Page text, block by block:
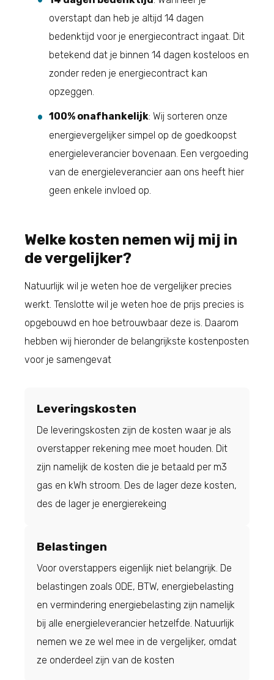
overstapt dan heb je altijd 14 dagen
bedenktijd voor je energiecontract ingaat. Dit
betekend dat je binnen 14 dagen kosteloos en
zonder reden je energiecontract kan
opzeggen.
100% onafhankelijk: Wij sorteren onze
energievergelijker simpel op de goedkoopst
energieleverancier bovenaan. Een vergoeding
van de energieleverancier aan ons heeft hier
geen enkele invloed op.
Welke kosten nemen wij mij in
de vergelijker?
Natuurlijk wil je weten hoe de vergelijker precies
werkt. Tenslotte wil je weten hoe de prijs precies is
opgebouwd en hoe betrouwbaar deze is. Daarom
hebben wij hieronder de belangrijkste kostenposten
voor je samengevat
Leveringskosten
De leveringskosten zijn de kosten waar je als
overstapper rekening mee moet houden. Dit
zijn namelijk de kosten die je betaald per m3
gas en kWh stroom. Des de lager deze kosten,
des de lager je energierekeing
Belastingen
Voor overstappers eigenlijk niet belangrijk. De
belastingen zoals ODE, BTW, energiebelasting
en vermindering energiebelasting zijn namelijk
bij alle energieleverancier hetzelfde. Natuurlijk
nemen we ze wel mee in de vergelijker, omdat
ze onderdeel zijn van de kosten